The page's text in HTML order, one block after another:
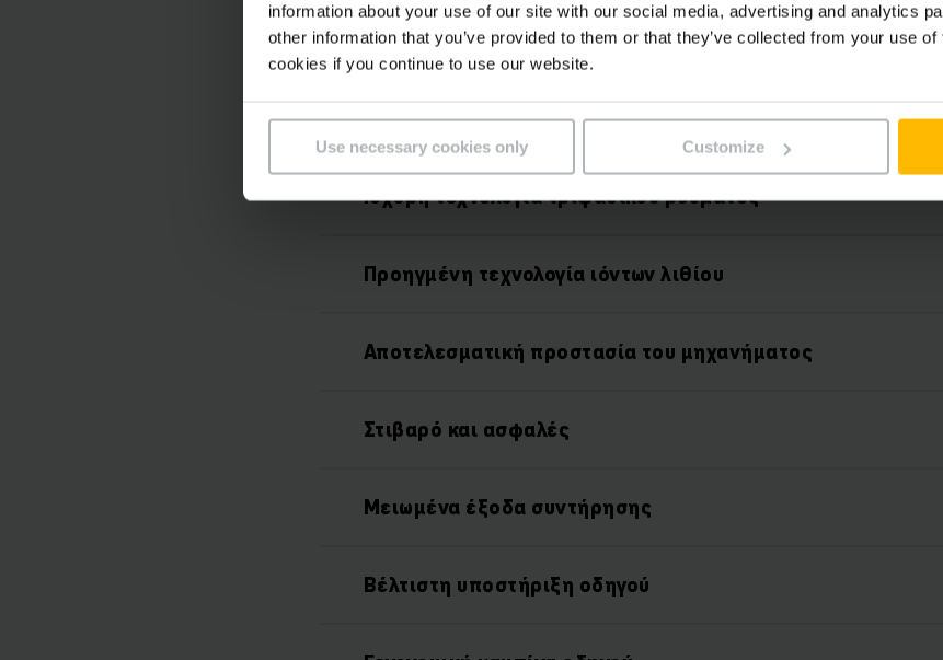
information about your use of our site with our social media, advertising and analytics
other information that you’ve provided to them or that they’ve collected from your use
cookies if you continue to use our website.
Use necessary cookies only Customize
Χαρακτηριστικά
Ισχυρή τεχνολογία τριφασικού ρεύματος
Προηγμένη τεχνολογία ιόντων λιθίου
Αποτελεσματική προστασία του μηχανήματος
Στιβαρό και ασφαλές
Μειωμένα έξοδα συντήρησης
Βέλτιστη υποστήριξη οδηγού